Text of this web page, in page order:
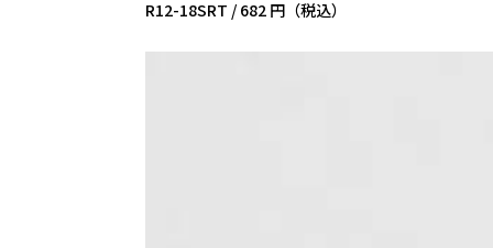
R12-18SRT / 682 円（税込）